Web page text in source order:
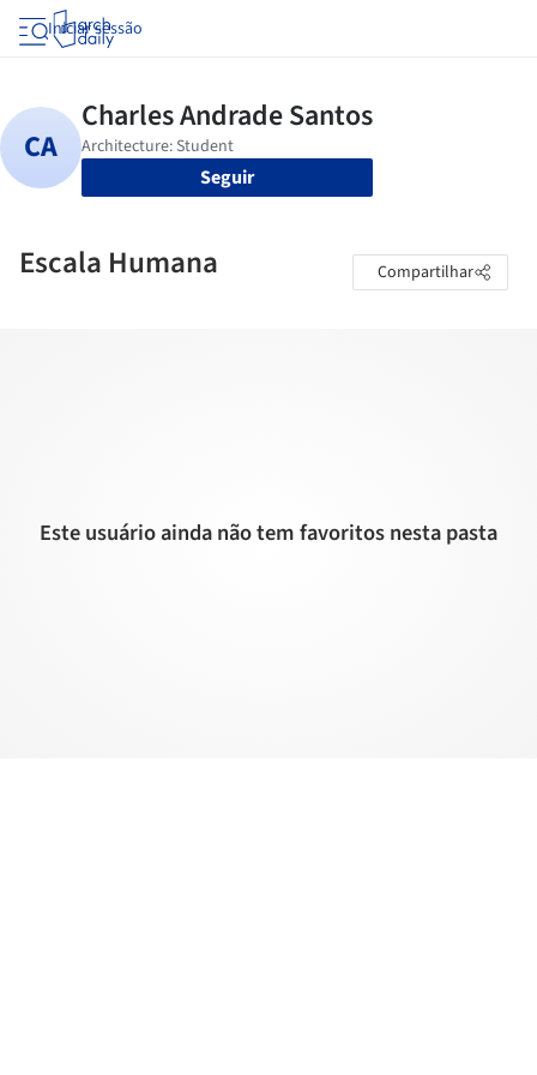
Iniciar sessão
Seguir
Escala Humana Compartilhar
Este usuário ainda não tem favoritos nesta pasta